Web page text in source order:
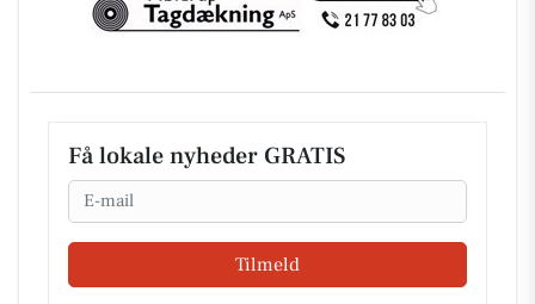
Få lokale nyheder GRATIS
Email
Tilmeld